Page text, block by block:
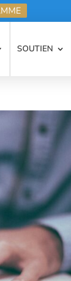
SOUTIEN